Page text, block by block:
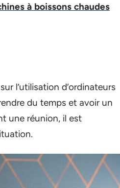
à boissons chaudes
l’utilisation d’ordinateurs
du temps et avoir un
une réunion, il est